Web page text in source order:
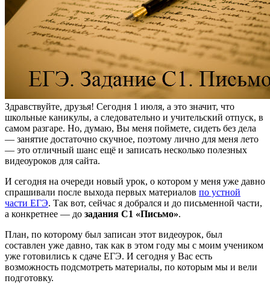
Здравствуйте, друзья! Сегодня 1 июля, а это значит, что
школьные каникулы, а следовательно и учительский отпуск, в
самом разгаре. Но, думаю, Вы меня поймете, сидеть без дела
— занятие достаточно скучное, поэтому лично для меня лето
— это отличный шанс ещё и записать несколько полезных
видеоуроков для сайта.
И сегодня на очереди новый урок, о котором у меня уже давно
спрашивали после выхода первых материалов по устной
части ЕГЭ. Так вот, сейчас я добрался и до письменной части,
а конкретнее — до задания С1 «Письмо».
План, по которому был записан этот видеоурок, был
составлен уже давно, так как в этом году мы с моим учеником
уже готовились к сдаче ЕГЭ. И сегодня у Вас есть
возможность подсмотреть материалы, по которым мы и вели
подготовку.